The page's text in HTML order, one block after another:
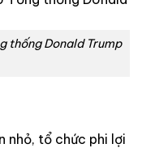
thống Donald Trump
nhỏ, tổ chức phi lợi